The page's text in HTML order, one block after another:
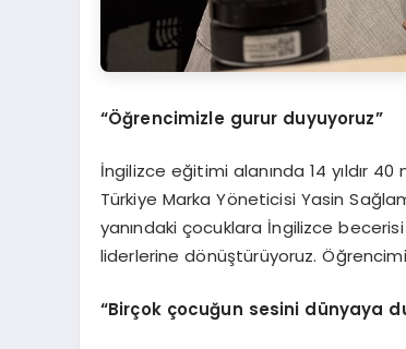
“Öğrencimizle gurur duyuyoruz”
İngilizce eğitimi alanında 14 yıldır
Türkiye Marka Yöneticisi Yasin
yanındaki çocuklara İngilizce
liderlerine dönüştürüyoruz.
“Birçok çocuğun sesini dünyaya